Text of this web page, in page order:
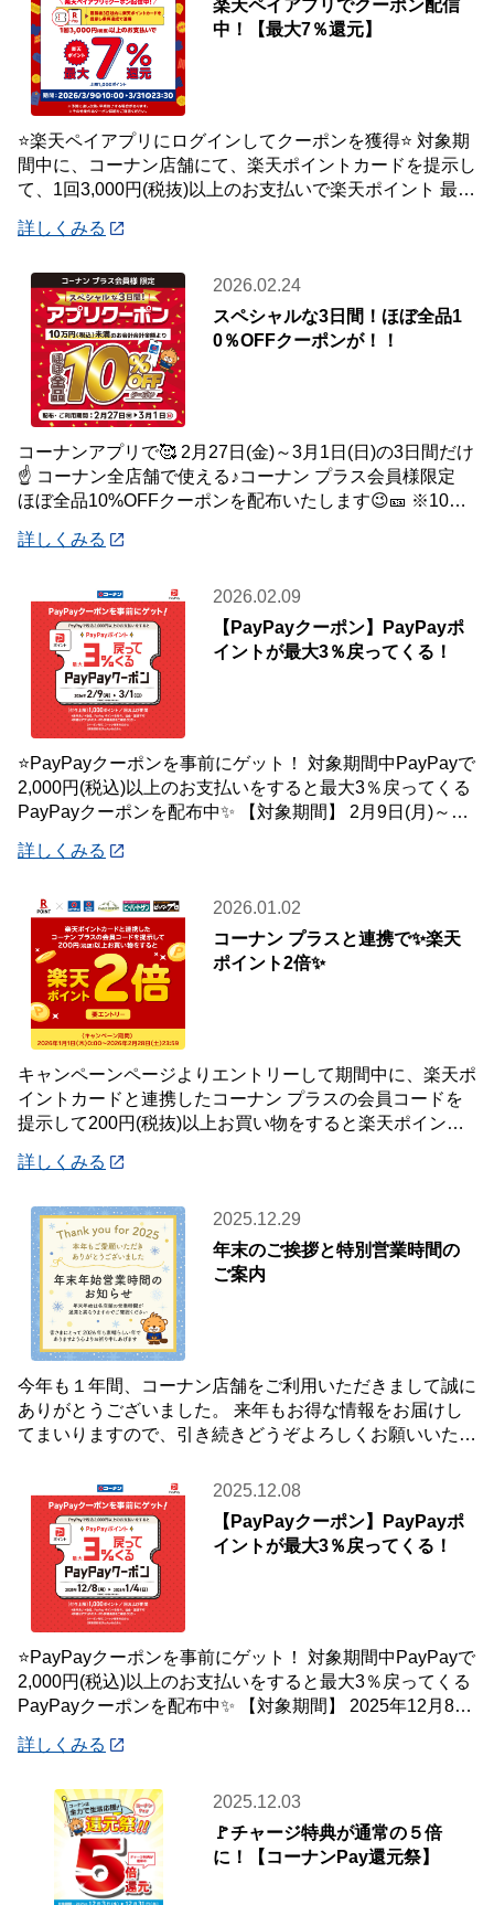
楽天ペイアプリでクーポン配信
中！【最大7％還元】
⭐楽天ペイアプリにログインしてクーポンを獲得⭐ 対象期
間中に、コーナン店舗にて、楽天ポイントカードを提示し
て、1回3,000円(税抜)以上のお支払いで楽天ポイント 最大
詳しくみる
2026.02.24
スペシャルな3日間！ほぼ全品1
0％OFFクーポンが！！
コーナンアプリで🥰 2月27日(金)～3月1日(日)の3日間だけ
☝️ コーナン全店舗で使える♪コーナン プラス会員様限定
ほぼ全品10%OFFクーポンを配布いたします😉🎫 ※10万
詳しくみる
2026.02.09
【PayPayクーポン】PayPayポ
イントが最大3％戻ってくる！
⭐PayPayクーポンを事前にゲット！ 対象期間中PayPayで
2,000円(税込)以上のお支払いをすると最大3％戻ってくる
PayPayクーポンを配布中✨ 【対象期間】 2月9日(月)～3
詳しくみる
2026.01.02
コーナン プラスと連携で✨楽天
ポイント2倍✨
キャンペーンページよりエントリーして期間中に、楽天ポ
イントカードと連携したコーナン プラスの会員コードを
提示して200円(税抜)以上お買い物をすると楽天ポイント2
詳しくみる
2025.12.29
年末のご挨拶と特別営業時間の
ご案内
今年も１年間、コーナン店舗をご利用いただきまして誠に
ありがとうございました。 来年もお得な情報をお届けし
てまいりますので、引き続きどうぞよろしくお願いいたし
2025.12.08
【PayPayクーポン】PayPayポ
イントが最大3％戻ってくる！
⭐PayPayクーポンを事前にゲット！ 対象期間中PayPayで
2,000円(税込)以上のお支払いをすると最大3％戻ってくる
PayPayクーポンを配布中✨ 【対象期間】 2025年12月8日
詳しくみる
2025.12.03
🚩チャージ特典が通常の５倍
に！【コーナンPay還元祭】